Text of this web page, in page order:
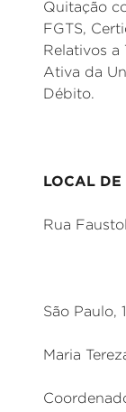
Quitação
FGTS,
Relativos a
Ativa da
Débito.
LOCAL DE
Rua
São Paulo,
Maria